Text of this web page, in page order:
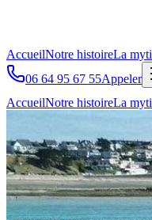
AccueilNotre histoireLa
06 64 95 67 55Appeler
AccueilNotre histoireLa